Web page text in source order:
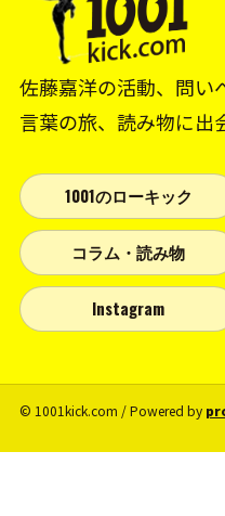
佐藤嘉洋の活動、問い
言葉の旅、読み物に出
1001のローキック
コラム・読み物
Instagram
© 1001kick.com / Powered by